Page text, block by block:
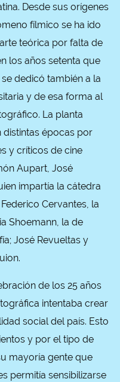
Desde sus orígenes
fílmico se ha ido
teórica por falta de
los años setenta que
dedicó también a la
y de esa forma al
La planta
distintas épocas por
y críticos de cine
Aupart, José
impartía la cátedra
Cervantes, la
Shoemann, la de
José Revueltas y
de los 25 años
intentaba crear
social del país. Esto
y por el tipo de
mayoría gente que
permitía sensibilizarse